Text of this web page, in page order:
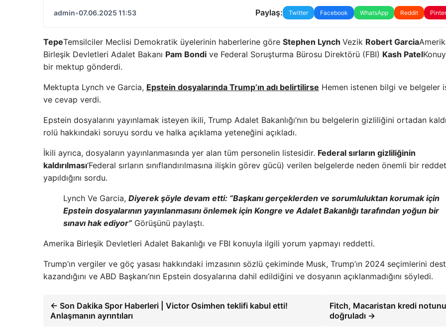
admin•07.06.2025 11:53 Paylaş: Twitter Facebook WhatsApp Reddit
TepeTemsilciler Meclisi Demokratik üyelerinin haberlerine göre Stephen Lynch Vezik Robert Garcia
Birleşik Devletleri Adalet Bakanı Pam Bondi ve Federal Soruşturma Bürosu Direktörü (FBI) Kash Patel
bir mektup gönderdi.
Mektupta Lynch ve Garcia, Epstein dosyalarında Trump’ın adı belirtilirse Hemen istenen bilgi ve belgeler
ve cevap verdi.
Epstein dosyalarını yayınlamak isteyen ikili, Trump Adalet Bakanlığı’nın bu belgelerin gizliliğini ortadan
rolü hakkındaki soruyu sordu ve halka açıklama yeteneğini açıkladı.
İkili ayrıca, dosyaların yayınlanmasında yer alan tüm personelin listesidir. Federal sırların gizliliğinin
kaldırılması‘Federal sırların sınıflandırılmasına ilişkin görev gücü) verilen belgelerde neden önemli bir
yapıldığını sordu.
Lynch Ve Garcia, Diyerek şöyle devam etti: “Başkanı gerçeklerden ve sorumluluktan korumak için
Epstein dosyalarının yayınlanmasını önlemek için Kongre ve Adalet Bakanlığı tarafından yoğun bir
sınavı hak ediyor” Görüşünü paylaştı.
Amerika Birleşik Devletleri Adalet Bakanlığı ve FBI konuyla ilgili yorum yapmayı reddetti.
Trump’ın vergiler ve göç yasası hakkındaki imzasının sözlü çekiminde Musk, Trump’ın 2024 seçimlerini
kazandığını ve ABD Başkanı’nın Epstein dosyalarına dahil edildiğini ve dosyanın açıklanmadığını söyledi.
← Son Dakika Spor Haberleri | Victor Osimhen teklifi kabul etti!
Anlaşmanın ayrıntıları
Fitch, Macaristan kredi notunu
doğruladı →